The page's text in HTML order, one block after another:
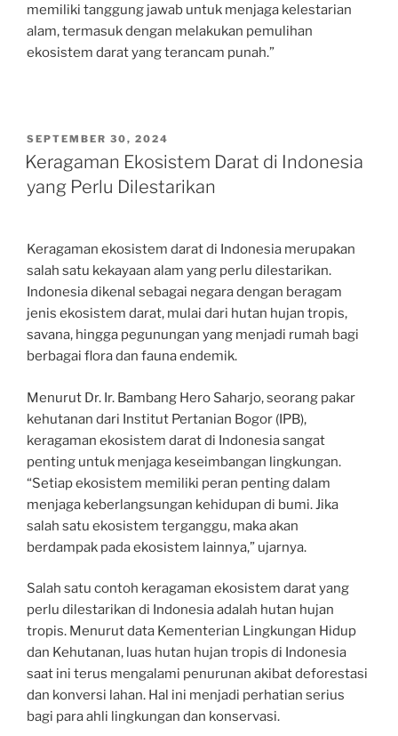
memiliki tanggung jawab untuk menjaga kelestarian
alam, termasuk dengan melakukan pemulihan
ekosistem darat yang terancam punah.”
POSTED
ON
SEPTEMBER 30, 2024
Keragaman Ekosistem Darat di Indonesia
yang Perlu Dilestarikan
Keragaman ekosistem darat di Indonesia merupakan
salah satu kekayaan alam yang perlu dilestarikan.
Indonesia dikenal sebagai negara dengan beragam
jenis ekosistem darat, mulai dari hutan hujan tropis,
savana, hingga pegunungan yang menjadi rumah bagi
berbagai flora dan fauna endemik.
Menurut Dr. Ir. Bambang Hero Saharjo, seorang pakar
kehutanan dari Institut Pertanian Bogor (IPB),
keragaman ekosistem darat di Indonesia sangat
penting untuk menjaga keseimbangan lingkungan.
“Setiap ekosistem memiliki peran penting dalam
menjaga keberlangsungan kehidupan di bumi. Jika
salah satu ekosistem terganggu, maka akan
berdampak pada ekosistem lainnya,” ujarnya.
Salah satu contoh keragaman ekosistem darat yang
perlu dilestarikan di Indonesia adalah hutan hujan
tropis. Menurut data Kementerian Lingkungan Hidup
dan Kehutanan, luas hutan hujan tropis di Indonesia
saat ini terus mengalami penurunan akibat deforestasi
dan konversi lahan. Hal ini menjadi perhatian serius
bagi para ahli lingkungan dan konservasi.